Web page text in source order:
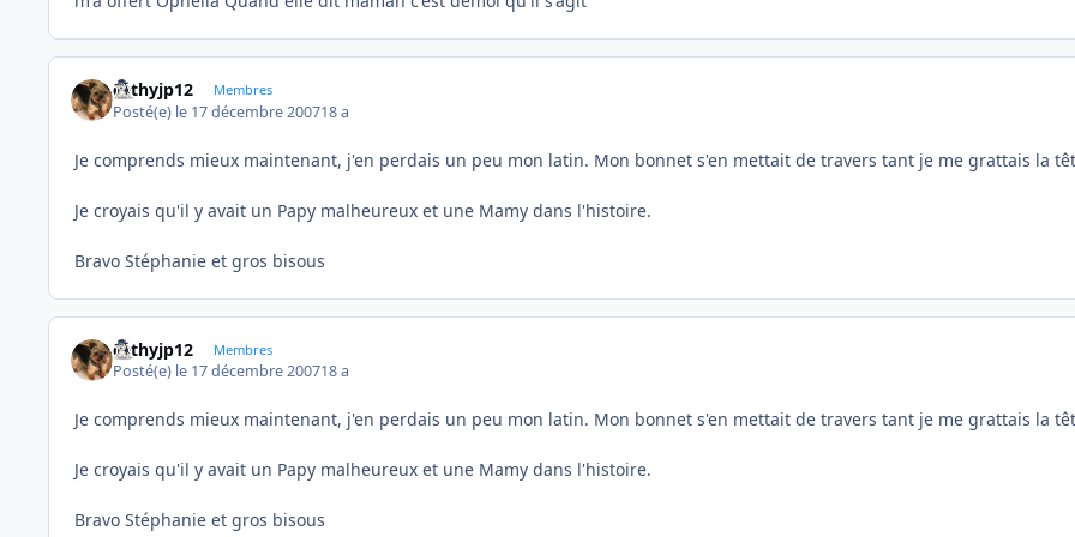
cathyjp12 Membres
Posté(e) le 17 décembre 200718 a
Je comprends mieux maintenant, j'en perdais un peu mon latin. Mon bonnet s'en mettait de travers tant je me grattais la
Je croyais qu'il y avait un Papy malheureux et une Mamy dans l'histoire.
Bravo Stéphanie et gros bisous
cathyjp12 Membres
Posté(e) le 17 décembre 200718 a
Je comprends mieux maintenant, j'en perdais un peu mon latin. Mon bonnet s'en mettait de travers tant je me grattais la
Je croyais qu'il y avait un Papy malheureux et une Mamy dans l'histoire.
Bravo Stéphanie et gros bisous